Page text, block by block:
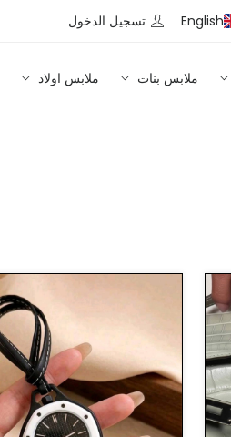
English تسجيل الدخول
ملابس بنات ملابس اولاد